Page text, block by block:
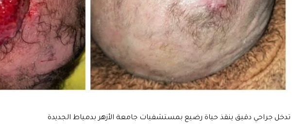
تدخل جراحي دقيق ينقذ حياة رضيع بمستشفيات جامعة الأزهر بدمياط الجديدة